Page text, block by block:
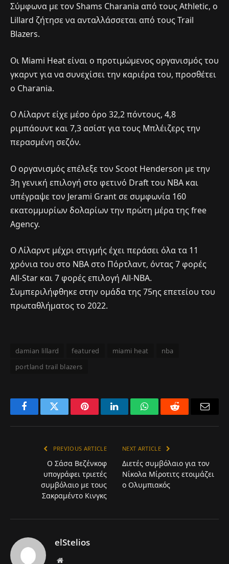
Σύμφωνα με τον Shams Charania από τους Athletic, ο
Lillard ζήτησε να ανταλλάσσεται από τους Trail
Blazers.
Οι Miami Heat είναι ο προτιμώμενος οργανισμός του
γκαρντ για να συνεχίσει την καριέρα του, προσθέτει
ο Charania.
Ο Λίλαρντ είχε μέσο όρο 32,2 πόντους, 4,8
ριμπάουντ και 7,3 ασίστ για τους Μπλέιζερς την
περασμένη σεζόν.
Ο οργανισμός επέλεξε τον Scoot Henderson με την
3η γενική επιλογή στο φετινό Draft του ΝΒΑ και
υπέγραψε τον Jerami Grant σε συμφωνία 160
εκατομμυρίων δολαρίων την πρώτη μέρα της free
Agency.
Ο Λίλαρντ μέχρι στιγμής έχει περάσει όλα τα 11
χρόνια του στο ΝΒΑ στο Πόρτλαντ, όντας 7 φορές
All-Star και 7 φορές επιλογή All-NBA.
Συμπεριλήφθηκε στην ομάδα της 75ης επετείου του
πρωταθλήματος το 2022.
damian lillard featured miami heat
nba
portland trail blazers
FacebookTwitter PinterestLinkedInWhatsAppReddit Email
PREVIOUS ARTICLE
Ο Σάσα Βεζένκοφ
υπογράφει τριετές
συμβόλαιο με τους
Σακραμέντο Κινγκς
NEXT ARTICLE
Διετές συμβόλαιο για τον
Νίκολα Μίροτιτς ετοιμάζει
ο Ολυμπιακός
elStelios
Website